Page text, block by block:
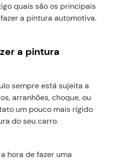
quais são os principais
a pintura automotiva.
a pintura
sempre está sujeita a
arranhões, choque, ou
um pouco mais rígido
do seu carro.
hora de fazer uma